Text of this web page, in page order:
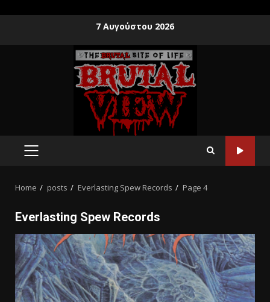
7 Αυγούστου 2026
Home posts Everlasting Spew Records Page 4
Everlasting Spew Records